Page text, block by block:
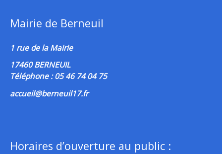
Mairie de Berneuil
1 rue de la Mairie
17460 BERNEUIL
Téléphone : 05 46 74 04 75
accueil@berneuil17.fr
Horaires d’ouverture au public :